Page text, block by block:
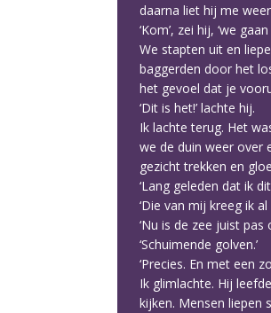
daarna liet hij me
‘Kom’, zei hij, ‘we
We stapten uit en
baggerden door het
het gevoel dat je
‘Dit is het!’ lachte hij.
Ik lachte terug. Het
we de duin weer over
gezicht trekken en
‘Lang geleden dat ik
‘Die van mij kreeg ik
‘Nu is de zee juist pas
‘Schuimende golven.’
‘Precies. En met een
Ik glimlachte. Hij
kijken. Mensen liepen